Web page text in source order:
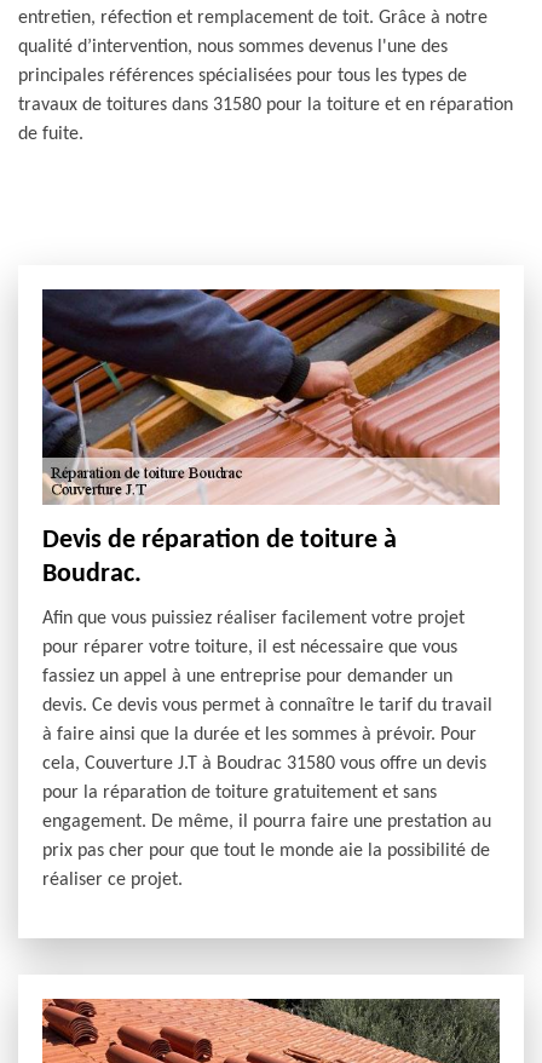
entretien, réfection et remplacement de toit. Grâce à notre
qualité d’intervention, nous sommes devenus l'une des
principales références spécialisées pour tous les types de
travaux de toitures dans 31580 pour la toiture et en réparation
de fuite.
Devis de réparation de toiture à
Boudrac.
Afin que vous puissiez réaliser facilement votre projet
pour réparer votre toiture, il est nécessaire que vous
fassiez un appel à une entreprise pour demander un
devis. Ce devis vous permet à connaître le tarif du travail
à faire ainsi que la durée et les sommes à prévoir. Pour
cela, Couverture J.T à Boudrac 31580 vous offre un devis
pour la réparation de toiture gratuitement et sans
engagement. De même, il pourra faire une prestation au
prix pas cher pour que tout le monde aie la possibilité de
réaliser ce projet.